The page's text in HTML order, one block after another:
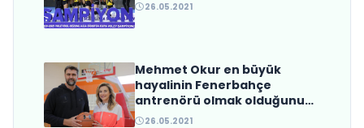
26.05.2021
Mehmet Okur en büyük
hayalinin Fenerbahçe
antrenörü olmak olduğunu
açıkladı
26.05.2021